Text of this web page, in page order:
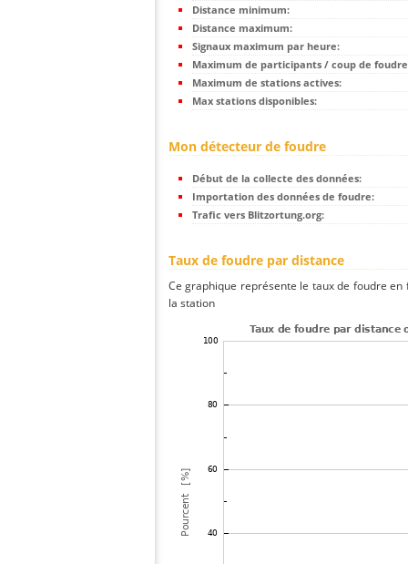
Distance minimum:
Distance maximum:
Signaux maximum par heure:
Maximum de participants / coup de
Maximum de stations actives:
Max stations disponibles:
Mon détecteur de foudre
Début de la collecte des données:
Importation des données de foudre:
Trafic vers Blitzortung.org:
Taux de foudre par distance
Ce graphique représente le taux de foudre
la station